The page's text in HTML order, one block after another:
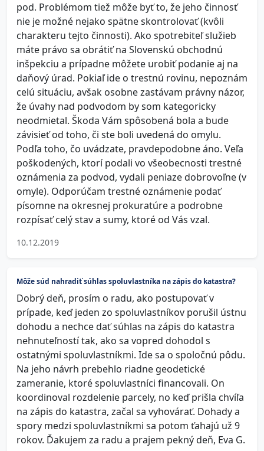
pod. Problémom tiež môže byť to, že jeho činnosť
nie je možné nejako spätne skontrolovať (kvôli
charakteru tejto činnosti). Ako spotrebiteľ služieb
máte právo sa obrátiť na Slovenskú obchodnú
inšpekciu a prípadne môžete urobiť podanie aj na
daňový úrad. Pokiaľ ide o trestnú rovinu, nepoznám
celú situáciu, avšak osobne zastávam právny názor,
že úvahy nad podvodom by som kategoricky
neodmietal. Škoda Vám spôsobená bola a bude
závisieť od toho, či ste boli uvedená do omylu.
Podľa toho, čo uvádzate, pravdepodobne áno. Veľa
poškodených, ktorí podali vo všeobecnosti trestné
oznámenia za podvod, vydali peniaze dobrovoľne (v
omyle). Odporúčam trestné oznámenie podať
písomne na okresnej prokuratúre a podrobne
rozpísať celý stav a sumy, ktoré od Vás vzal.
10.12.2019
Môže súd nahradiť súhlas spoluvlastníka na zápis do katastra?
Dobrý deň, prosím o radu, ako postupovať v
prípade, keď jeden zo spoluvlastníkov porušil ústnu
dohodu a nechce dať súhlas na zápis do katastra
nehnuteľností tak, ako sa vopred dohodol s
ostatnými spoluvlastníkmi. Ide sa o spoločnú pôdu.
Na jeho návrh prebehlo riadne geodetické
zameranie, ktoré spoluvlastníci financovali. On
koordinoval rozdelenie parcely, no keď prišla chvíľa
na zápis do katastra, začal sa vyhovárať. Dohady a
spory medzi spoluvlastníkmi sa potom ťahajú už 9
rokov. Ďakujem za radu a prajem pekný deň, Eva G.